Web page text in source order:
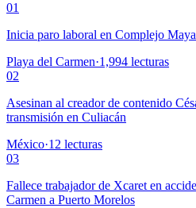
01
Inicia paro laboral en Complejo
Playa del Carmen·1,994 lecturas
02
Asesinan al creador de contenido
transmisión en Culiacán
México·12 lecturas
03
Fallece trabajador de Xcaret en
Carmen a Puerto Morelos